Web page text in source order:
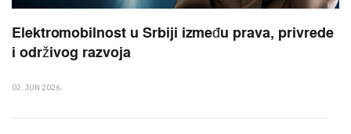
Elektromobilnost u Srbiji između prava, privrede
i održivog razvoja
02. JUN 2026.